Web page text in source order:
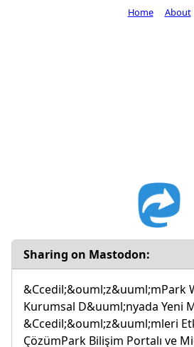
Sharing on Mastodon:
&Ccedil;&ouml;z&uuml;mPark
Kurumsal D&uuml;nyada Yeni
&Ccedil;&ouml;z&uuml;mleri
ÇözümPark Bilişim Portalı ve
Home About